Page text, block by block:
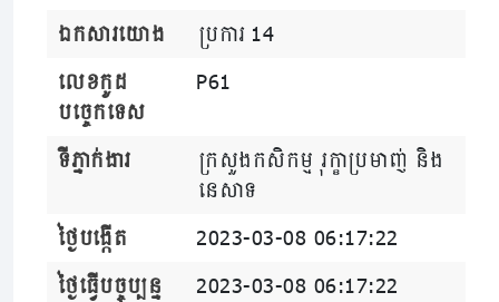
ឯកសារយោង
ប្រការ 14
លេខកូដ
បច្ចេកទេស
P61
ទីភ្នាក់ងារ
ក្រសួងកសិកម្ម រុក្ខាប្រមាញ់ និង
នេសាទ
ថ្ងៃបង្កើត
2023-03-08 06:17:22
ថ្ងៃធ្វើបច្ចុប្បន្ន
2023-03-08 06:17:22